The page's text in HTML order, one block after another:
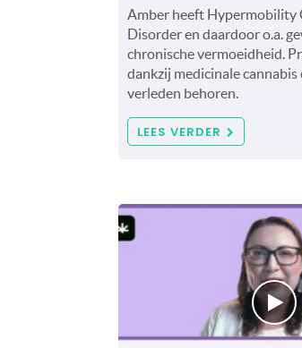
Amber heeft Hypermobility
Disorder en daardoor o.a.
chronische vermoeidheid.
dankzij medicinale
verleden behoren.
LEES VERDER